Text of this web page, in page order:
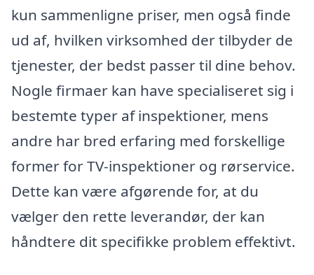
kun sammenligne priser, men også finde
ud af, hvilken virksomhed der tilbyder de
tjenester, der bedst passer til dine behov.
Nogle firmaer kan have specialiseret sig i
bestemte typer af inspektioner, mens
andre har bred erfaring med forskellige
former for TV-inspektioner og rørservice.
Dette kan være afgørende for, at du
vælger den rette leverandør, der kan
håndtere dit specifikke problem effektivt.